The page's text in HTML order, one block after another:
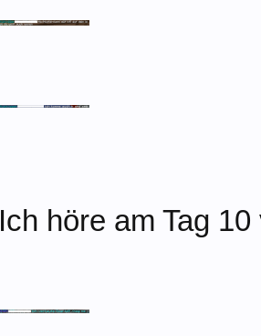
Ich höre am Tag